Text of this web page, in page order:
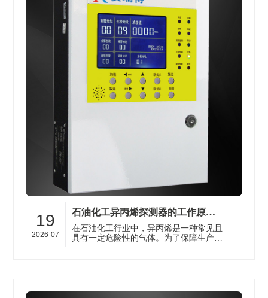
19
2026-07
石油化工异丙烯探测器的工作原理及应用场景科普
在石油化工行业中，异丙烯是一种常见且
具有一定危险性的气体。为了保障生产安